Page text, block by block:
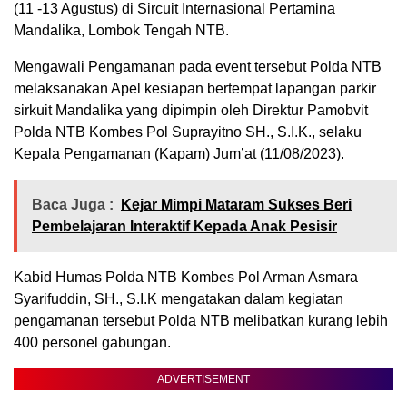
(11 -13 Agustus) di Sircuit Internasional Pertamina
Mandalika, Lombok Tengah NTB.
Mengawali Pengamanan pada event tersebut Polda NTB
melaksanakan Apel kesiapan bertempat lapangan parkir
sirkuit Mandalika yang dipimpin oleh Direktur Pamobvit
Polda NTB Kombes Pol Suprayitno SH., S.I.K., selaku
Kepala Pengamanan (Kapam) Jum’at (11/08/2023).
Baca Juga :
Kejar Mimpi Mataram Sukses Beri
Pembelajaran Interaktif Kepada Anak Pesisir
Kabid Humas Polda NTB Kombes Pol Arman Asmara
Syarifuddin, SH., S.I.K mengatakan dalam kegiatan
pengamanan tersebut Polda NTB melibatkan kurang lebih
400 personel gabungan.
ADVERTISEMENT